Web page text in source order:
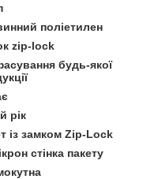
поліетилен
zip-lock
будь-якої
рік
із замком Zip-Lock
стінка пакету